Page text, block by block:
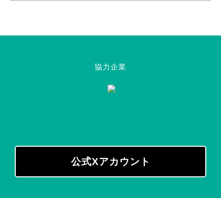
協力企業
公式Xアカウント